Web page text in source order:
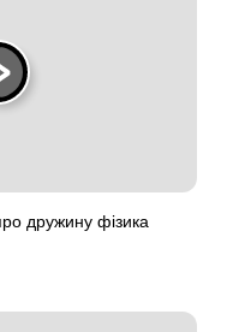
дружину фізика